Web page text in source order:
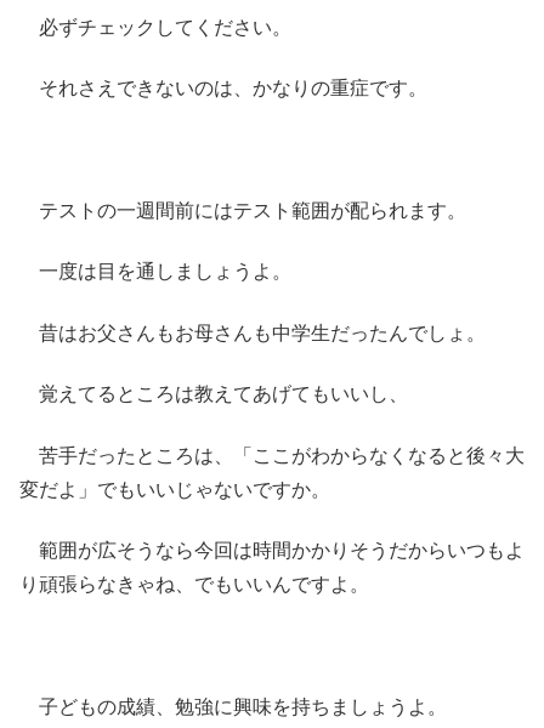
必ずチェックしてください。
それさえできないのは、かなりの重症です。
テストの一週間前にはテスト範囲が配られます。
一度は目を通しましょうよ。
昔はお父さんもお母さんも中学生だったんでしょ。
覚えてるところは教えてあげてもいいし、
苦手だったところは、「ここがわからなくなると後々大
変だよ」でもいいじゃないですか。
範囲が広そうなら今回は時間かかりそうだからいつもよ
り頑張らなきゃね、でもいいんですよ。
子どもの成績、勉強に興味を持ちましょうよ。